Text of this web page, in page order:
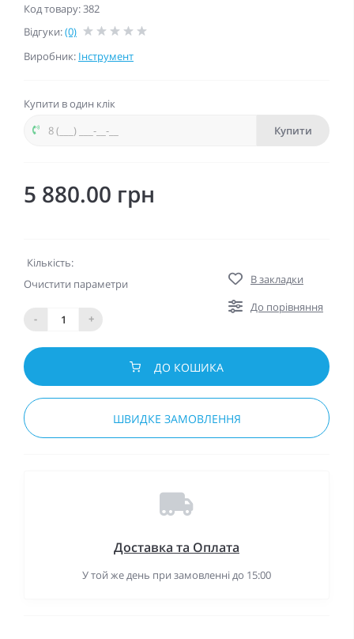
Код товару: 382
Відгуки:(0)
Виробник: Інструмент
Купити в один клік
Купити
5 880.00 грн
Кількість:
Очистити параметри
- +
В закладки
До порівняння
ДО КОШИКА
ШВИДКЕ ЗАМОВЛЕННЯ
Доставка та Оплата
У той же день при замовленні до 15:00